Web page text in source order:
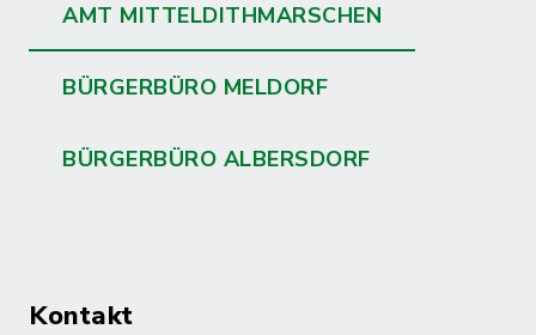
AMT MITTELDITHMARSCHEN
BÜRGERBÜRO MELDORF
BÜRGERBÜRO ALBERSDORF
Kontakt